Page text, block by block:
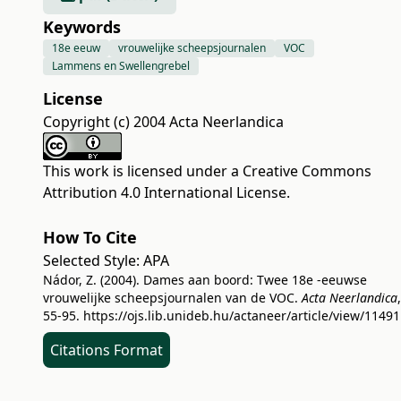
Keywords
18e eeuw vrouwelijke scheepsjournalen
VOC
Lammens en Swellengrebel
License
Copyright (c) 2004 Acta Neerlandica
This work is licensed under a Creative Commons
Attribution 4.0 International License.
How To Cite
Selected Style: APA
Nádor, Z. (2004). Dames aan boord: Twee 18e -eeuwse
vrouwelijke scheepsjournalen van de VOC.Acta Neerlandica,
55-95. https://ojs.lib.unideb.hu/actaneer/article/view/11491
Citations Format